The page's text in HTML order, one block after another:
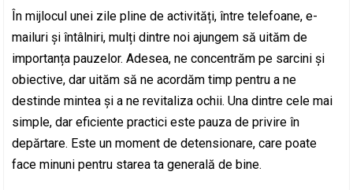
În mijlocul unei zile pline de activități, între telefoane, e-
mailuri și întâlniri, mulți dintre noi ajungem să uităm de
importanța pauzelor. Adesea, ne concentrăm pe sarcini și
obiective, dar uităm să ne acordăm timp pentru a ne
destinde mintea și a ne revitaliza ochii. Una dintre cele mai
simple, dar eficiente practici este pauza de privire în
depărtare. Este un moment de detensionare, care poate
face minuni pentru starea ta generală de bine.